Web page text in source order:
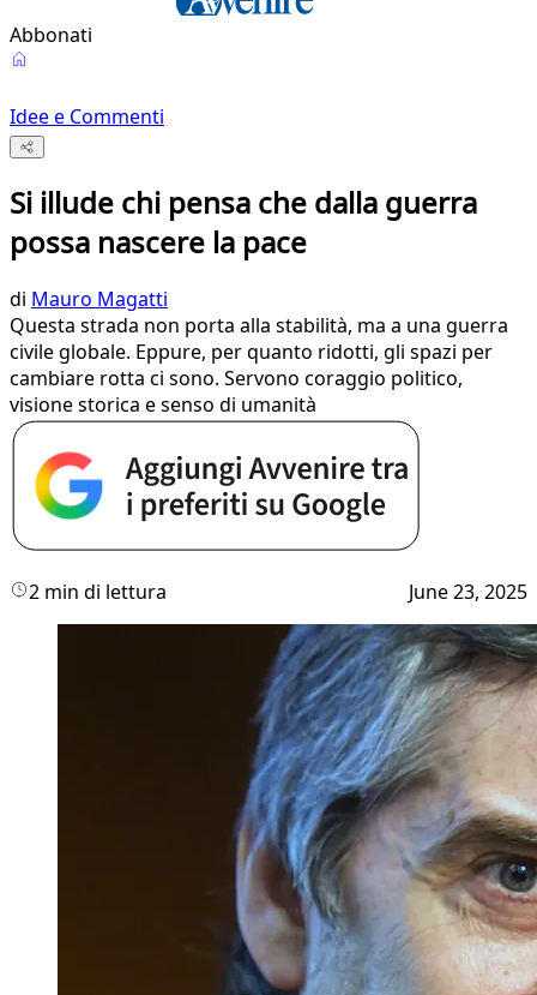
Abbonati
Idee e Commenti
Si illude chi pensa che dalla guerra
possa nascere la pace
di Mauro Magatti
Questa strada non porta alla stabilità, ma a una guerra
civile globale. Eppure, per quanto ridotti, gli spazi per
cambiare rotta ci sono. Servono coraggio politico,
visione storica e senso di umanità
2 min di lettura June 23, 2025